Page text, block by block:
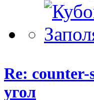
Re:
угол